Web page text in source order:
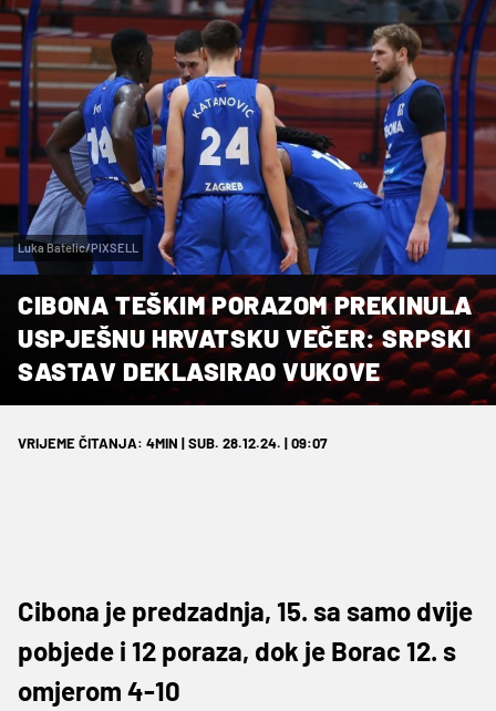
Luka Batelic/PIXSELL
CIBONA TEŠKIM PORAZOM PREKINULA
USPJEŠNU HRVATSKU VEČER: SRPSKI
SASTAV DEKLASIRAO VUKOVE
VRIJEME ČITANJA: 4MIN | SUB. 28.12.24. | 09:07
Cibona je predzadnja, 15. sa samo dvije
pobjede i 12 poraza, dok je Borac 12. s
omjerom 4-10